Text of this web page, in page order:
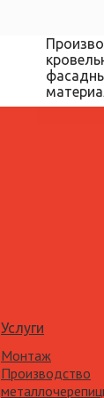
Услуги
Монтаж
Производство